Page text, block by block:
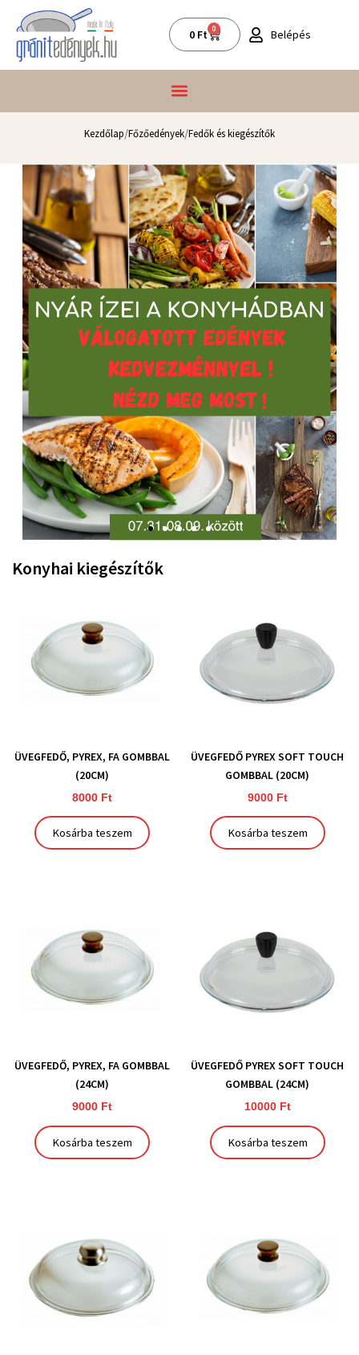
content
0 Ft 0
Kosár Belépés
Kezdőlap/Főzőedények/Fedők és kiegészítők
Konyhai kiegészítők
ÜVEGFEDŐ, PYREX, FA GOMBBAL
(20CM)
8000 Ft
Kosárba teszem
ÜVEGFEDŐ PYREX SOFT TOUCH
GOMBBAL (20CM)
9000 Ft
Kosárba teszem
ÜVEGFEDŐ, PYREX, FA GOMBBAL
(24CM)
9000 Ft
Kosárba teszem
ÜVEGFEDŐ PYREX SOFT TOUCH
GOMBBAL (24CM)
10000 Ft
Kosárba teszem